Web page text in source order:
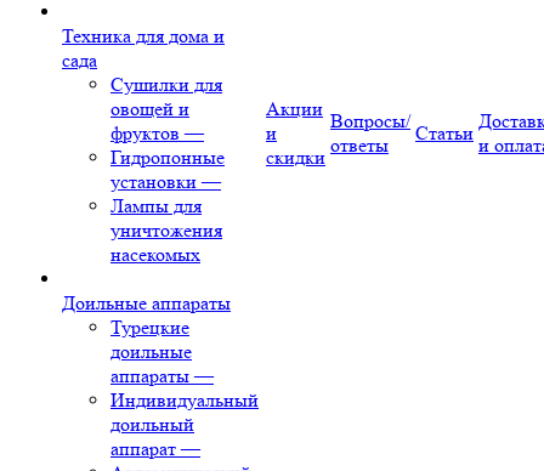
Техника для дома и
сада
Сушилки для
овощей и
фруктов —
Гидропонные
установки —
Лампы для
уничтожения
насекомых
Доильные аппараты
Турецкие
доильные
аппараты —
Индивидуальный
доильный
аппарат —
Акции
и
скидки
Вопросы/
ответы
Статьи
и